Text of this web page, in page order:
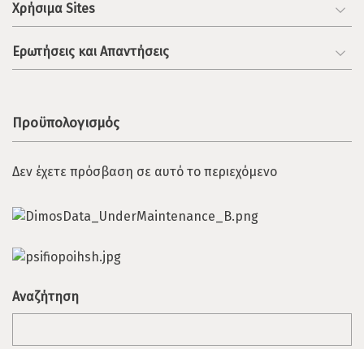
Χρήσιμα Sites
Ερωτήσεις και Απαντήσεις
Προϋπολογισμός
Δεν έχετε πρόσβαση σε αυτό το περιεχόμενο
Αναζήτηση